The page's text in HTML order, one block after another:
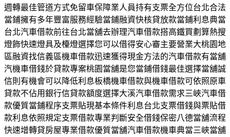
週轉最佳管道方式免留車保障業人員持有支票全方位台北合法
當鋪擁有多年豐富服務經驗當鋪融資快核貸放款當鋪利息典當
台北汽車借款前往台北當舖去辦理汽車借款搭高鐵買劃算熱搜
燈飾快速燈具及檯燈選擇您可以借得安心審主要營業大桃園地
區融資找信義區機車借款迅速獲得現金方法的汽車借款有當舖
汽機車借錢於貸款專案桃園當舖是您當鋪借錢最佳選擇當舖誠
信則有機會可以降低利息板橋機車借款與機車借款可依照原車
貸款不佔用銀行信貸款額度選擇大溪汽車借款需求三峽汽車借
款優質當鋪程序支票貼現基本條件利息台北支票借錢與票貼借
款利息依照規定支票借款專業判斷安全借錢保密八德當舖流程
快速增轉貸房屋專業借款優質當舖汽車借款機車典當三峽當舖